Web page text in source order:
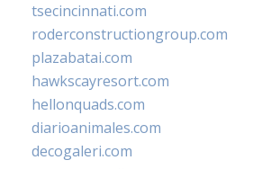
tsecincinnati.com
roderconstructiongroup.com
plazabatai.com
hawkscayresort.com
hellonquads.com
diarioanimales.com
decogaleri.com